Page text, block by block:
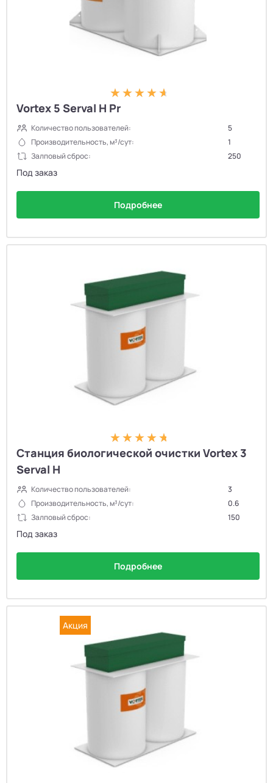
Vortex 5 Serval H Pr
Количество пользователей:
5
Производительность, м³/сут:
1
Залповый сброс:
250
Под заказ
Подробнее
Станция биологической очистки Vortex 3
Serval H
Количество пользователей:
3
Производительность, м³/сут:
0.6
Залповый сброс:
150
Под заказ
Подробнее
Акция